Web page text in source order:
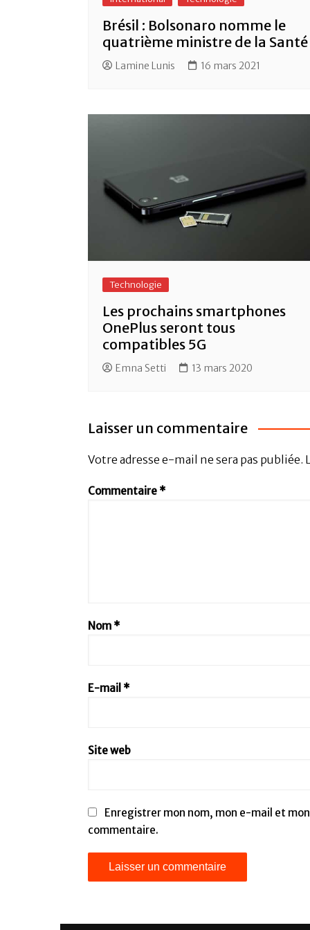
Brésil : Bolsonaro nomme le
quatrième ministre de la Santé
Lamine Lunis 16 mars 2021
Technologie
Les prochains smartphones
OnePlus seront tous
compatibles 5G
Emna Setti 13 mars 2020
Laisser un commentaire
Votre adresse e-mail ne sera pas publiée.
Commentaire *
Nom *
E-mail *
Site web
Enregistrer mon nom, mon e-mail et
commentaire.